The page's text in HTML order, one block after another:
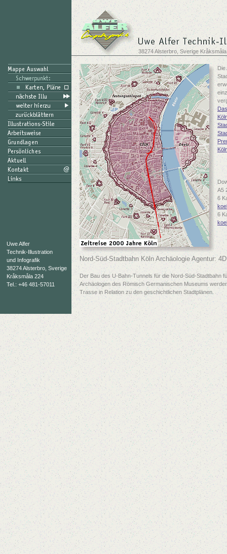
38274 Alsterbro, Sverige
Uwe Alfer
Technik-Illustration
und Infografik
38274 Alsterbro, Sverige
Kråksmåla 224
Tel.: +46 481-57011
Die
A5
6
6
Nord-Süd-Stadtbahn Köln Archäologie Agentur:
Der Bau des U-Bahn-Tunnels für die Nord-Süd-Stadtbahn
Archäologen des Römisch Germanischen Museums
Trasse in Relation zu den geschichtlichen Stadtplänen.